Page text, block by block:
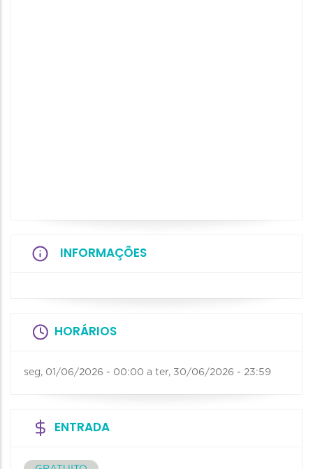
INFORMAÇÕES
HORÁRIOS
seg, 01/06/2026 - 00:00 a ter, 30/06/2026 - 23:59
ENTRADA